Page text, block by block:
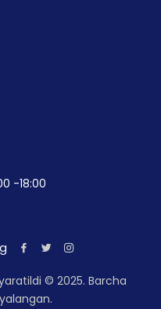
-18:00
© 2025. Barcha